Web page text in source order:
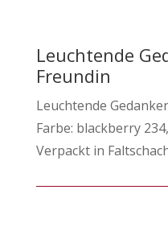
Leuchtende
Freundin
Leuchtende
Farbe: blackberry
Verpackt in